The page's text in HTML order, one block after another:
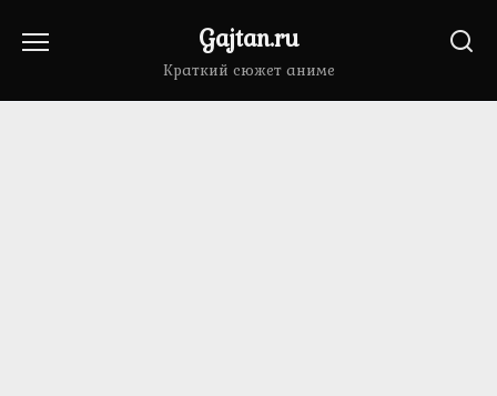
Gajtan.ru
Краткий сюжет аниме